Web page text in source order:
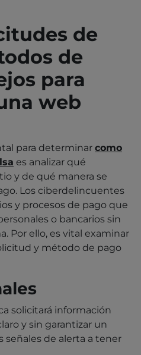
de
de
para
web
para determinar como
es analizar qué
y de qué manera se
Los ciberdelincuentes
y procesos de pago que
o bancarios sin
Por ello, es vital examinar
y método de pago
solicitará información
y sin garantizar un
señales de alerta a tener